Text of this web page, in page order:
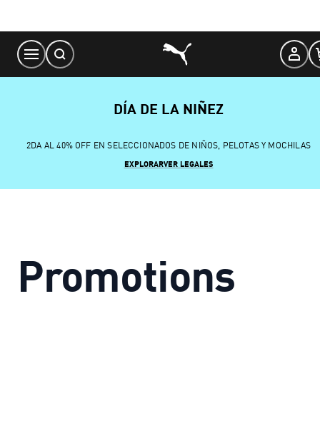
Content
DÍA DE LA NIÑEZ
2DA AL 40% OFF EN SELECCIONADOS DE NIÑOS, PELOTAS Y MOCHILAS
EXPLORARVER LEGALES
Promotions